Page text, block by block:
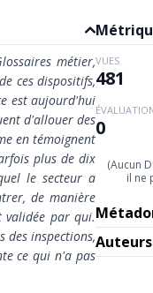
métier,
ces dispositifs,
est aujourd'hui
d'allouer des
en témoignent
plus de dix
le secteur a
de manière
validée par qui.
inspections,
ce qui n'a pas
VUES
481
0
(Aucun
il ne